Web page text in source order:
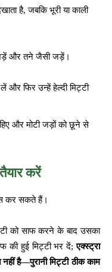
है, जबकि भूरी या काली
और तने जैसी जड़ें।
और फिर उन्हें हेल्दी मिट्टी
और मोटी जड़ों को छूने से
करें
कर सकते हैं।
को साफ करने के बाद उसका
की हुई मिट्टी भर दें;एक्स्ट्रा
है—पुरानी मिट्टी ठीक काम